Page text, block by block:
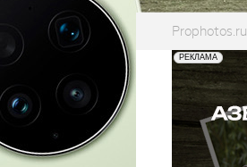
Prophotos.ru